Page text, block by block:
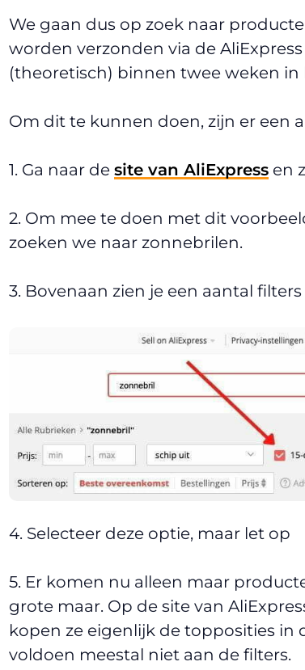
We gaan dus op zoek naar
worden verzonden via de
(theoretisch) binnen twee weken in
Om dit te kunnen doen, zijn er een
1. Ga naar desite van AliExpress en
2. Om mee te doen met dit
zoeken we naar zonnebrilen.
3. Bovenaan zien je een aantal
4. Selecteer deze optie, maar let op
5. Er komen nu alleen maar
grote maar. Op de site van
kopen ze eigenlijk de topposities in
voldoen meestal niet aan de filters.